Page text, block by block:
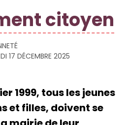
citoyen
17 DÉCEMBRE 2025
1999, tous les jeunes
et filles, doivent se